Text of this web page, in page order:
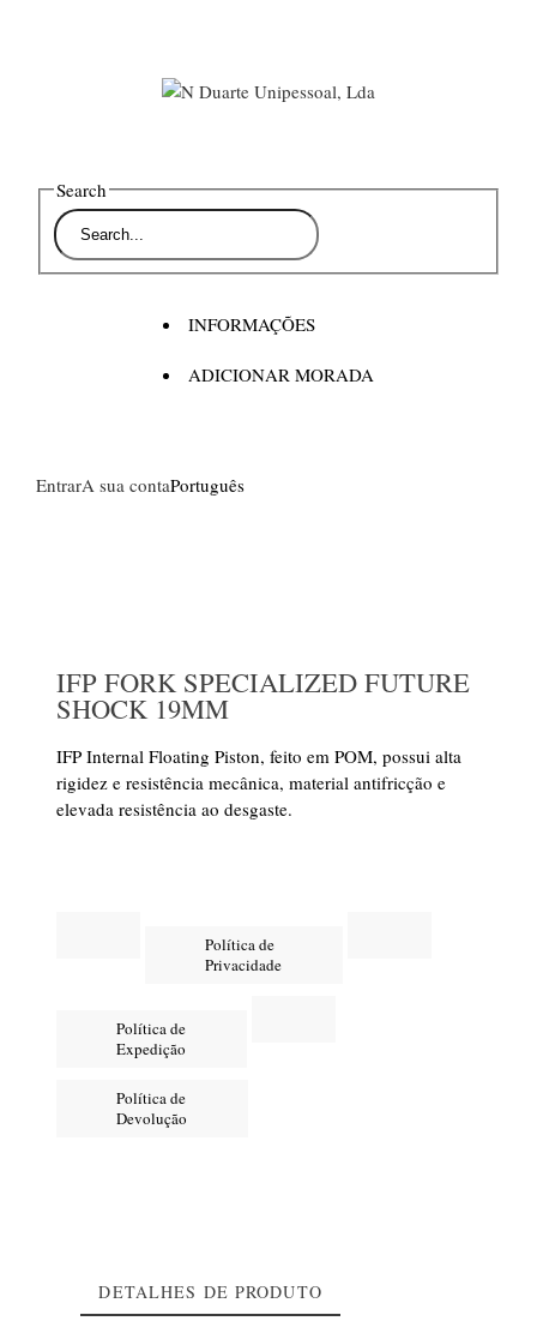
Search
INFORMAÇÕES
ADICIONAR MORADA
EntrarA sua contaPortuguês
IFP FORK SPECIALIZED FUTURE
SHOCK 19MM
IFP Internal Floating Piston, feito em POM, possui alta
rigidez e resistência mecânica, material antifricção e
elevada resistência ao desgaste.
Política de
Privacidade
Política de
Expedição
Política de
Devolução
DETALHES DE PRODUTO